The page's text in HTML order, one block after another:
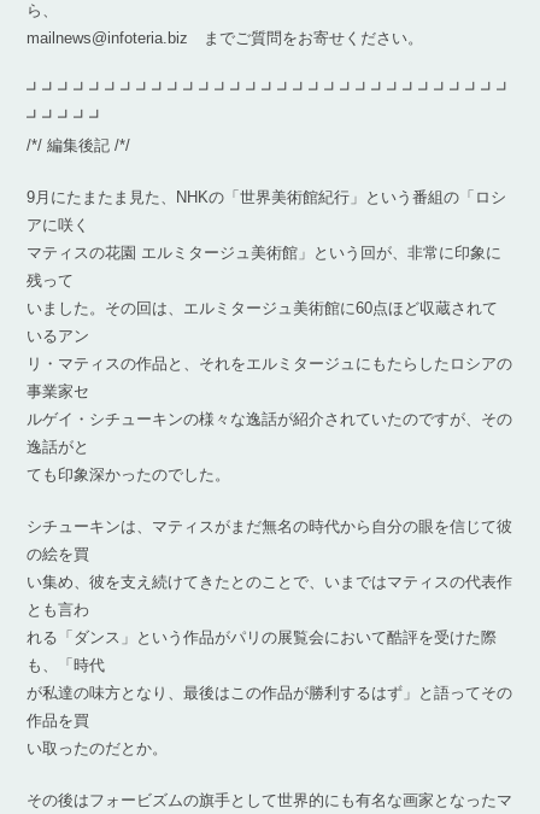
ら、
mailnews@infoteria.biz までご質問をお寄せください。
┛┛┛┛┛┛┛┛┛┛┛┛┛┛┛┛┛┛┛┛┛┛┛┛┛┛┛┛┛┛┛
┛┛┛┛┛
/*/ 編集後記 /*/
9月にたまたま見た、NHKの「世界美術館紀行」という番組の「ロシ
アに咲く
マティスの花園 エルミタージュ美術館」という回が、非常に印象に
残って
いました。その回は、エルミタージュ美術館に60点ほど収蔵されて
いるアン
リ・マティスの作品と、それをエルミタージュにもたらしたロシアの
事業家セ
ルゲイ・シチューキンの様々な逸話が紹介されていたのですが、その
逸話がと
ても印象深かったのでした。
シチューキンは、マティスがまだ無名の時代から自分の眼を信じて彼
の絵を買
い集め、彼を支え続けてきたとのことで、いまではマティスの代表作
とも言わ
れる「ダンス」という作品がパリの展覧会において酷評を受けた際
も、「時代
が私達の味方となり、最後はこの作品が勝利するはず」と語ってその
作品を買
い取ったのだとか。
その後はフォービズムの旗手として世界的にも有名な画家となったマ